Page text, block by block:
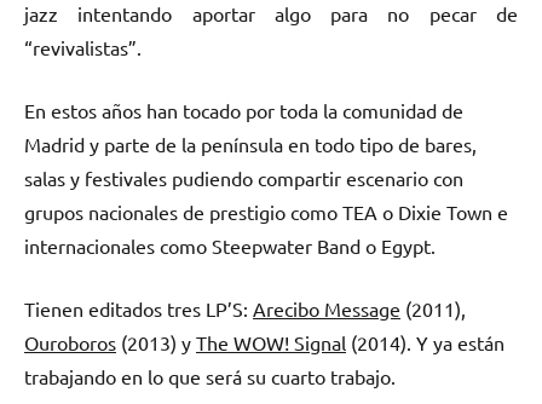
jazz intentando aportar algo para no pecar de
“revivalistas”.
En estos años han tocado por toda la comunidad de
Madrid y parte de la península en todo tipo de bares,
salas y festivales pudiendo compartir escenario con
grupos nacionales de prestigio como TEA o Dixie Town e
internacionales como Steepwater Band o Egypt.
Tienen editados tres LP’S: Arecibo Message (2011),
Ouroboros (2013) y The WOW! Signal (2014). Y ya están
trabajando en lo que será su cuarto trabajo.